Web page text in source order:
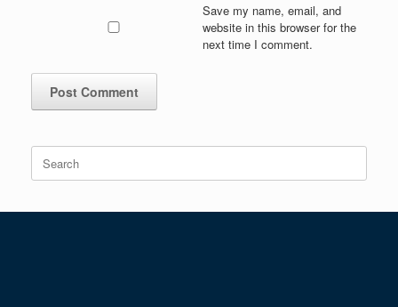
Save my name, email, and
website in this browser for the
next time I comment.
Search
for: